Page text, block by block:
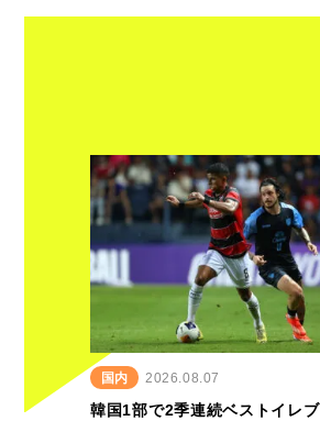
国内 2026.08.07
韓国1部で2季連続ベストイレ